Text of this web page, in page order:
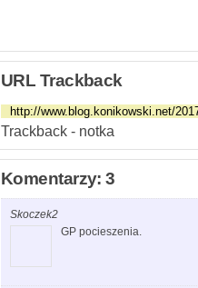
URL Trackback
Trackback - notka
Komentarzy: 3
Skoczek2
GP pocieszenia.